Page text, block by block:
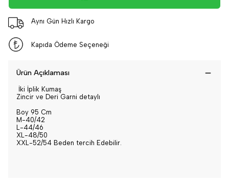
Aynı Gün Hızlı Kargo
Kapıda Ödeme Seçeneği
Ürün Açıklaması
İki İplik Kumaş
Zincir ve Deri Garni detaylı
Boy 95 Cm
M-40/42
L-44/46
XL-48/50
XXL-52/54 Beden tercih Edebilir.